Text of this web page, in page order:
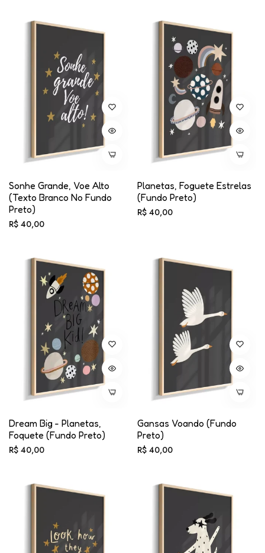
Sonhe Grande, Voe Alto
(texto Branco No Fundo
Preto)
Preço
R$ 40,00
Planetas, Foguete Estrelas
(fundo Preto)
Preço
R$ 40,00
Dream Big - Planetas,
Foquete (fundo Preto)
Preço
R$ 40,00
Gansas Voando (fundo
Preto)
Preço
R$ 40,00